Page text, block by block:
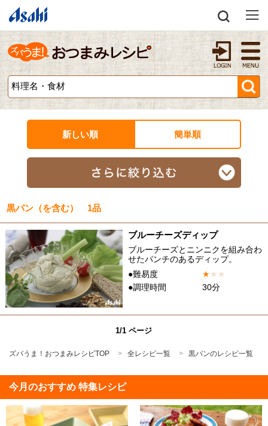
新しい順 簡単順
黒パン（を含む） 1品
ブルーチーズディップ
ブルーチーズとニンニクを組み合わ
せたパンチのあるディップ。
●難易度
★★ ★
●調理時間
30分
1/1 ページ
ズバうま！おつまみレシピTOP 全レシピ一覧 黒パンのレシピ一覧
今月のおすすめ 特集レシピ